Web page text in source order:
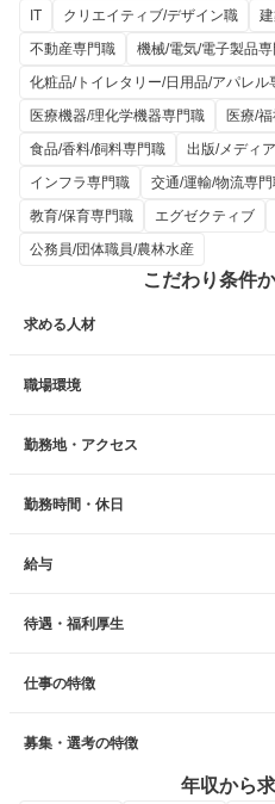
IT
クリエイティブ/デザイン職
不動産専門職
機械/電気/電子製品
化粧品/トイレタリー/日用品/アパレル
医療機器/理化学機器専門職
医療/
食品/香料/飼料専門職
出版/メディ
インフラ専門職
交通/運輸/物流専
教育/保育専門職
エグゼクティブ
公務員/団体職員/農林水産
こだわり条件
求める人材
職場環境
勤務地・アクセス
勤務時間・休日
給与
待遇・福利厚生
仕事の特徴
募集・選考の特徴
年収から